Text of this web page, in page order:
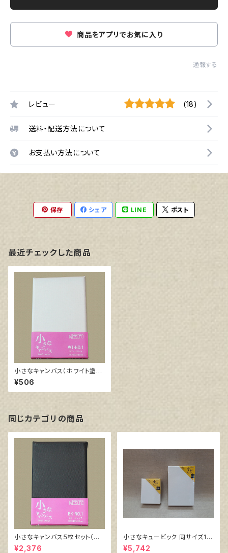
商品をアプリでお気に入り
通報する
レビュー (18)
送料・配送方法について
お支払い方法について
保存 シェア LINE ポスト
最近チェックした商品
小さなキャンバス（ホワイト塗り
キャンバス張り）
¥506
同じカテゴリの商品
小さなキャンバス５枚セット（ブ
ラック塗りキャンバス張り）
¥2,376
小さなキュービック 同サイズ10
個組
¥5,742